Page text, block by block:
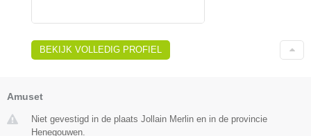
BEKIJK VOLLEDIG PROFIEL
Amuset
Niet gevestigd in de plaats Jollain Merlin en in de provincie
Henegouwen.